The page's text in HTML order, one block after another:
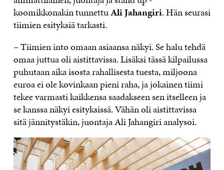
koomikkonakin tunnettuAli Jahangiri. Hän seurasi
tiimien esityksiä tarkasti.
– Tiimien into omaan asiaansa näkyi. Se halu tehdä
omaa juttua oli aistittavissa. Lisäksi tässä kilpailussa
puhutaan aika isosta rahallisesta tuesta, miljoona
euroa ei ole kovinkaan pieni raha, ja jokainen tiimi
tekee varmasti kaikkensa saadakseen sen itselleen ja
se kanssa näkyi esityksissä. Vähän oli aistittavissa
sitä jännitystäkin, juontaja Ali Jahangiri analysoi.